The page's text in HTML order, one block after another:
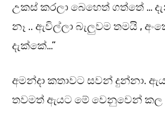
උකස් කරලා බෙහෙත් ගත්තේ …
නෑ .. ඇවිල්ලා බැලුවම තමයි ,
දැක්කේ…”
අමන්දා කතාවට සවන් දුන්නා.
තවමත් ඇයට මේ වෙනුවෙන් කල